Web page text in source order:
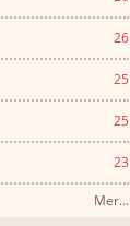
26
25
25
23
Mer...